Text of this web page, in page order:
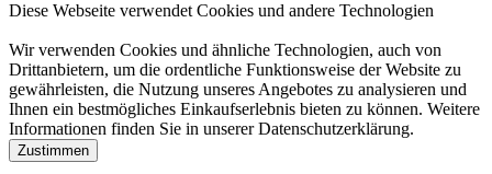
Diese Webseite verwendet Cookies und andere Technologien
Wir verwenden Cookies und ähnliche Technologien, auch von
Drittanbietern, um die ordentliche Funktionsweise der Website zu
gewährleisten, die Nutzung unseres Angebotes zu analysieren und
Ihnen ein bestmögliches Einkaufserlebnis bieten zu können. Weitere
Informationen finden Sie in unserer Datenschutzerklärung.
Zustimmen